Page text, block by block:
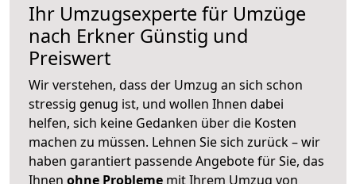
Ihr Umzugsexperte für Umzüge
nach Erkner Günstig und
Preiswert
Wir verstehen, dass der Umzug an sich schon
stressig genug ist, und wollen Ihnen dabei
helfen, sich keine Gedanken über die Kosten
machen zu müssen. Lehnen Sie sich zurück – wir
haben garantiert passende Angebote für Sie, das
Ihnen ohne Probleme mit Ihrem Umzug von